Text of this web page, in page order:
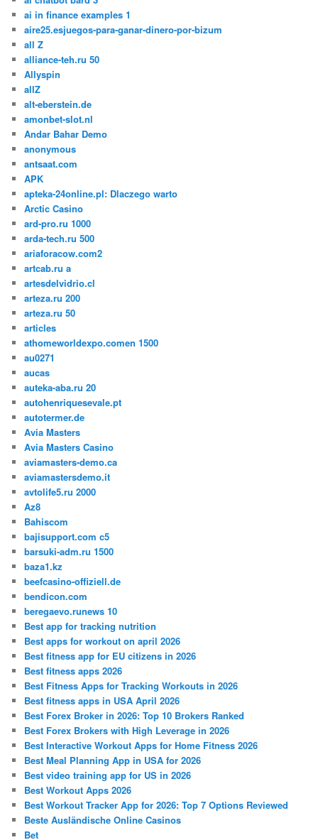
ai in finance examples 1
aire25.esjuegos-para-ganar-dinero-por-bizum
all Z
alliance-teh.ru 50
Allyspin
allZ
alt-eberstein.de
amonbet-slot.nl
Andar Bahar Demo
anonymous
antsaat.com
APK
apteka-24online.pl: Dlaczego warto
Arctic Casino
ard-pro.ru 1000
arda-tech.ru 500
ariaforacow.com2
artcab.ru a
artesdelvidrio.cl
arteza.ru 200
arteza.ru 50
articles
athomeworldexpo.comen 1500
au0271
aucas
auteka-aba.ru 20
autohenriquesevale.pt
autotermer.de
Avia Masters
Avia Masters Casino
aviamasters-demo.ca
aviamastersdemo.it
avtolife5.ru 2000
Az8
Bahiscom
bajisupport.com c5
barsuki-adm.ru 1500
baza1.kz
beefcasino-offiziell.de
bendicon.com
beregaevo.runews 10
Best app for tracking nutrition
Best apps for workout on april 2026
Best fitness app for EU citizens in 2026
Best fitness apps 2026
Best Fitness Apps for Tracking Workouts in 2026
Best fitness apps in USA April 2026
Best Forex Broker in 2026: Top 10 Brokers Ranked
Best Forex Brokers with High Leverage in 2026
Best Interactive Workout Apps for Home Fitness 2026
Best Meal Planning App in USA for 2026
Best video training app for US in 2026
Best Workout Apps 2026
Best Workout Tracker App for 2026: Top 7 Options Reviewed
Beste Ausländische Online Casinos
Bet